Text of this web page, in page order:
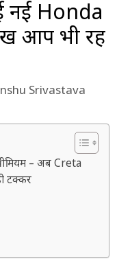
नई Honda
आप भी रह
Srivastava
– अब Creta
टक्कर